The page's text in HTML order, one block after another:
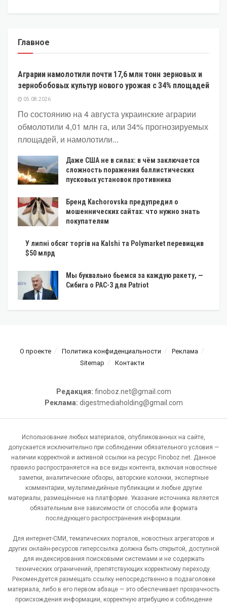
Главное
ЭКОНОМИКА
Аграрии намолотили почти 17,6 млн тонн зерновых и
зернобобовых культур нового урожая с 34% площадей
05.08.2026
По состоянию на 4 августа украинские аграрии
обмолотили 4,01 млн га, или 34% прогнозируемых
площадей, и намолотили...
Даже США не в силах: в чём заключается
сложность поражения баллистических
пусковых установок противника
Бренд Kachorovska предупредил о
мошеннических сайтах: что нужно знать
покупателям
У липні обсяг торгів на Kalshi та Polymarket перевищив
$50 млрд
Мы буквально бьемся за каждую ракету, —
Сибига о PAC-3 для Patriot
О проекте Политика конфиденциальности
Реклама
Sitemap
Контакти
Редакция: finoboz.net@gmail.com
Реклама: digestmediaholding@gmail.com
Использование любых материалов, опубликованных на сайте,
допускается исключительно при соблюдении обязательного условия —
наличии корректной и активной ссылки на ресурс Finoboz.net. Данное
правило распространяется на все виды контента, включая новостные
заметки, аналитические обзоры, авторские колонки, экспертные
комментарии, мультимедийные публикации и любые другие
материалы, размещённые на платформе. Указание источника является
обязательным вне зависимости от способа или формата
последующего распространения информации.
Для интернет-СМИ, тематических порталов, новостных агрегаторов и
других онлайн-ресурсов гиперссылка должна быть открытой, доступной
для индексирования поисковыми системами и не содержать
технических ограничений, препятствующих корректному переходу.
Рекомендуется размещать ссылку непосредственно в подзаголовке
материала, либо в его первом абзаце — это обеспечивает прозрачность
происхождения информации, корректную атрибуцию и соблюдение